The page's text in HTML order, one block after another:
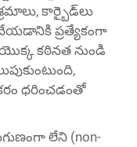
కార్బైడ్‌లు
ప్రత్యేకంగా
యొక్క కఠినత నుండి
ధరించడంతో
లేని (non-